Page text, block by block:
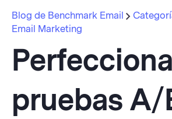
Blog de Benchmark Email
Email Marketing
pruebas A/